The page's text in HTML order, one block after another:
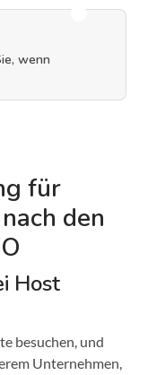
wenn
für
den
Host
besuchen, und
Unternehmen,